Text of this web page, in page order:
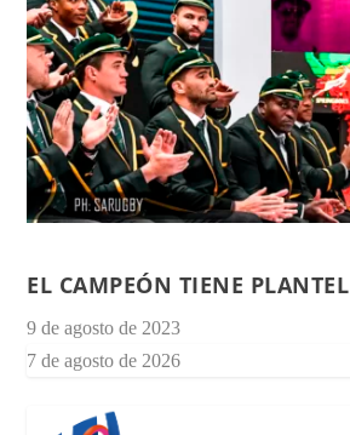
EL CAMPEÓN TIENE PLANTEL
9 de agosto de 2023
7 de agosto de 2026